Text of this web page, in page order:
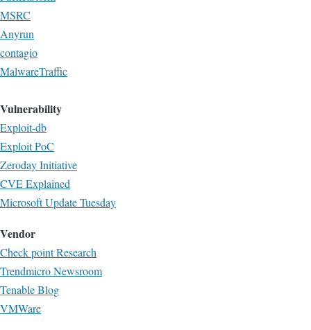
MSRC
Anyrun
contagio
MalwareTraffic
Vulnerability
Exploit-db
Exploit PoC
Zeroday Initiative
CVE Explained
Microsoft Update Tuesday
Vendor
Check point Research
Trendmicro Newsroom
Tenable Blog
VMWare